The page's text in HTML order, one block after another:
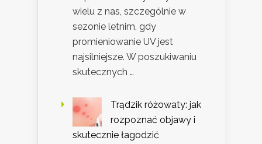
wielu z nas, szczególnie w
sezonie letnim, gdy
promieniowanie UV jest
najsilniejsze. W poszukiwaniu
skutecznych …
Trądzik różowaty: jak
rozpoznać objawy i
skutecznie łagodzić